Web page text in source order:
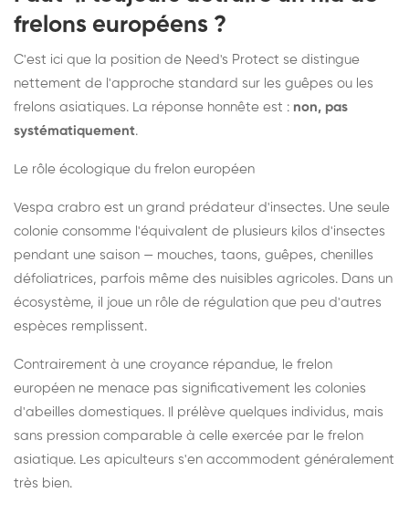
frelons européens ?
C'est ici que la position de Need's Protect se distingue
nettement de l'approche standard sur les guêpes ou les
frelons asiatiques. La réponse honnête est : non, pas
systématiquement.
Le rôle écologique du frelon européen
Vespa crabro est un grand prédateur d'insectes. Une seule
colonie consomme l'équivalent de plusieurs kilos d'insectes
pendant une saison — mouches, taons, guêpes, chenilles
défoliatrices, parfois même des nuisibles agricoles. Dans un
écosystème, il joue un rôle de régulation que peu d'autres
espèces remplissent.
Contrairement à une croyance répandue, le frelon
européen ne menace pas significativement les colonies
d'abeilles domestiques. Il prélève quelques individus, mais
sans pression comparable à celle exercée par le frelon
asiatique. Les apiculteurs s'en accommodent généralement
très bien.